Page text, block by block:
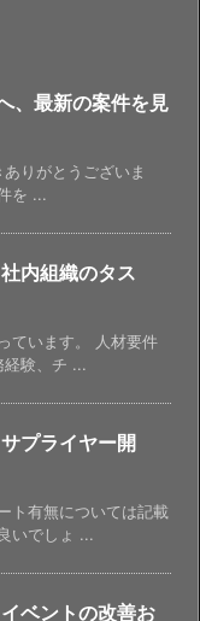
、最新の案件を見
りがとうございま
を ...
内組織のタス
ています。 人材要件
経験、チ ...
プライヤー開
ト有無については記載
いでしょ ...
ベントの改善お